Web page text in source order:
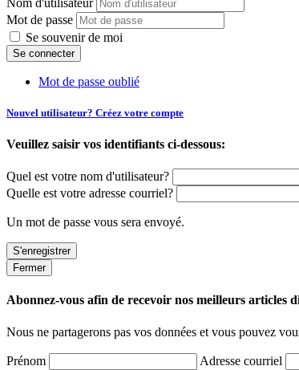
Mot de passe
Se souvenir de moi
Mot de passe oublié
Nouvel utilisateur? Créez votre compte
Veuillez saisir vos identifiants ci-dessous:
Quel est votre nom d'utilisateur?
Quelle est votre adresse courriel?
Un mot de passe vous sera envoyé.
Fermer
Abonnez-vous afin de recevoir nos meilleurs articles
Nous ne partagerons pas vos données et vous pouvez
Prénom Adresse courriel